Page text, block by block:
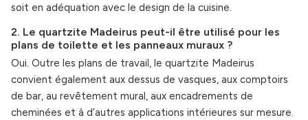
soit en adéquation avec le design de la cuisine.
2. Le quartzite Madeirus peut-il être utilisé pour les
plans de toilette et les panneaux muraux ?
Oui. Outre les plans de travail, le quartzite Madeirus
convient également aux dessus de vasques, aux comptoirs
de bar, au revêtement mural, aux encadrements de
cheminées et à d’autres applications intérieures sur mesure.